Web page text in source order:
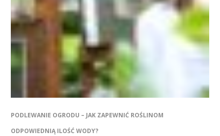
PODLEWANIE OGRODU – JAK ZAPEWNIĆ ROŚLINOM
ODPOWIEDNIĄ ILOŚĆ WODY?